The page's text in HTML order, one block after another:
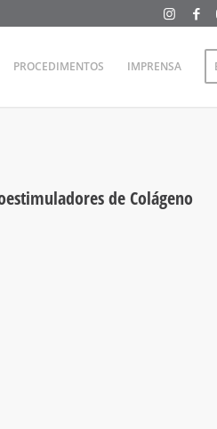
PROCEDIMENTOS IMPRENSA
de Colágeno